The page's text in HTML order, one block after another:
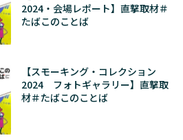
2024・会場レポート】直撃取材＃
たばこのことば
【スモーキング・コレクション
2024 フォトギャラリー】直撃取
材＃たばこのことば